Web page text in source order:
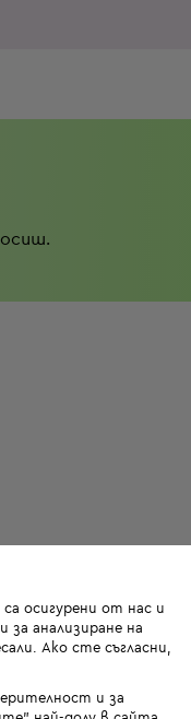
осигурени от нас и
анализиране на
Ако сте съгласни,
и за